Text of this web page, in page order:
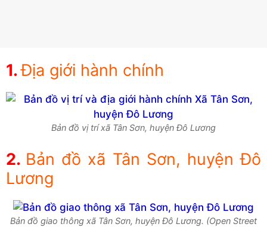
Địa giới hành chính
Bản đồ vị trí xã Tân Sơn, huyện Đô Lương
Bản đồ xã Tân Sơn, huyện Đô
Lương
Bản đồ giao thông xã Tân Sơn, huyện Đô Lương. (Open Street